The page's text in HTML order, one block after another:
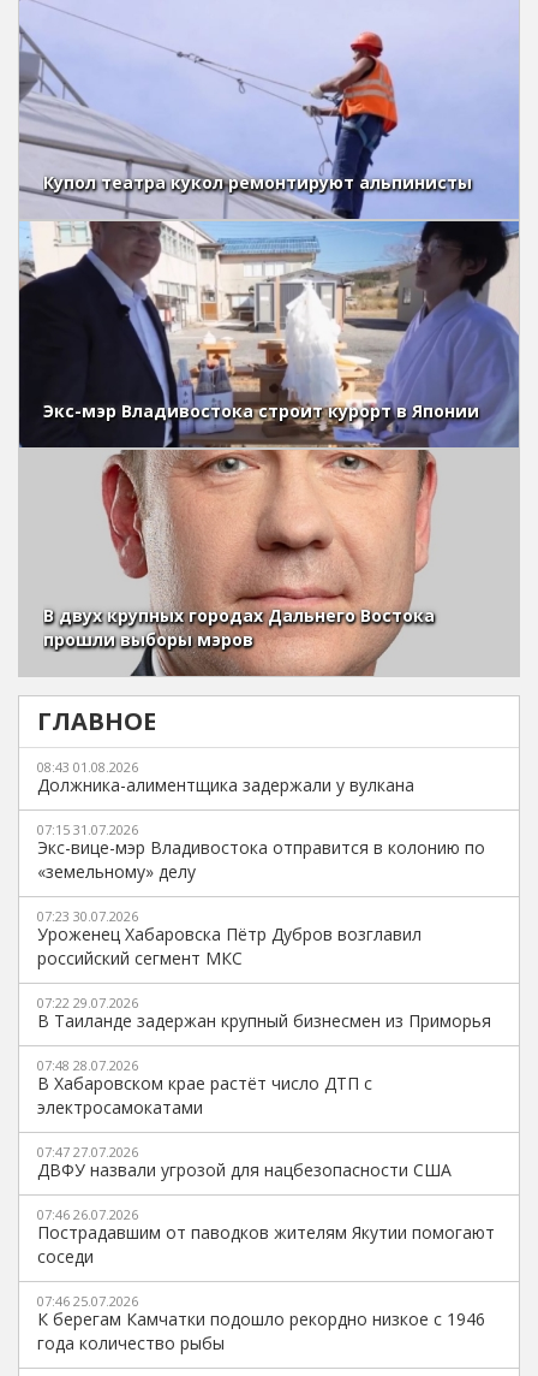
Купол театра кукол ремонтируют альпинисты
Экс-мэр Владивостока строит курорт в Японии
В двух крупных городах Дальнего Востока
прошли выборы мэров
ГЛАВНОЕ
08:43 01.08.2026
Должника-алиментщика задержали у вулкана
07:15 31.07.2026
Экс-вице-мэр Владивостока отправится в колонию по
«земельному» делу
07:23 30.07.2026
Уроженец Хабаровска Пётр Дубров возглавил
российский сегмент МКС
07:22 29.07.2026
В Таиланде задержан крупный бизнесмен из Приморья
07:48 28.07.2026
В Хабаровском крае растёт число ДТП с
электросамокатами
07:47 27.07.2026
ДВФУ назвали угрозой для нацбезопасности США
07:46 26.07.2026
Пострадавшим от паводков жителям Якутии помогают
соседи
07:46 25.07.2026
К берегам Камчатки подошло рекордно низкое с 1946
года количество рыбы